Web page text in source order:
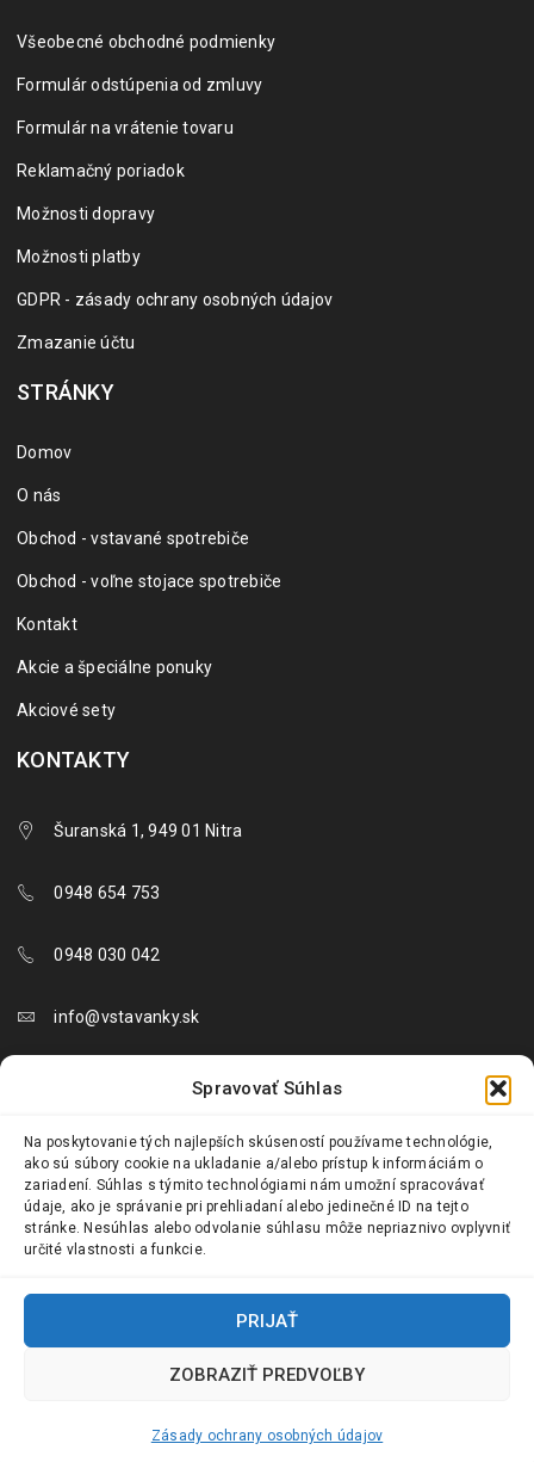
Spravovať Súhlas
Na poskytovanie tých najlepších skúseností používame technológie,
ako sú súbory cookie na ukladanie a/alebo prístup k informáciám o
zariadení. Súhlas s týmito technológiami nám umožní spracovávať
údaje, ako je správanie pri prehliadaní alebo jedinečné ID na tejto
stránke. Nesúhlas alebo odvolanie súhlasu môže nepriaznivo ovplyvniť
určité vlastnosti a funkcie.
PRIJAŤ
ZOBRAZIŤ PREDVOĽBY
Zásady ochrany osobných údajov
Všeobecné obchodné podmienky
Formulár odstúpenia od zmluvy
Formulár na vrátenie tovaru
Reklamačný poriadok
Možnosti dopravy
Možnosti platby
GDPR - zásady ochrany osobných údajov
Zmazanie účtu
STRÁNKY
Domov
O nás
Obchod - vstavané spotrebiče
Obchod - voľne stojace spotrebiče
Kontakt
Akcie a špeciálne ponuky
Akciové sety
KONTAKTY
Šuranská 1, 949 01 Nitra
0948 654 753
0948 030 042
info@vstavanky.sk
objednavky@vstavanky.sk
reklamacie@vstavanky.sk
© 2024 Vstavanky.sk. Všetky práva vyhradené.
Požiadať o odstúpenie